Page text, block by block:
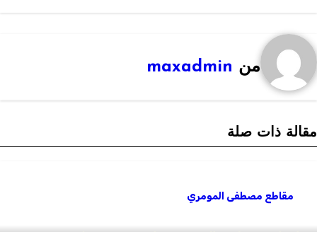
من maxadmin
مقالة ذات صلة
مقاطع مصطفى المومري